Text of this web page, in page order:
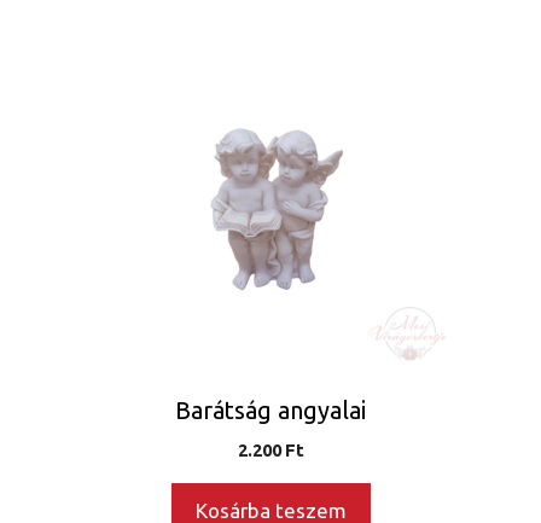
Barátság angyalai
2.200Ft
Kosárba teszem